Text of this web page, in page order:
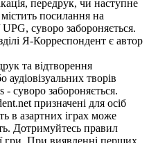
передрук, чи наступне
посилання на
суворо забороняється.
Я-Корреспондент є автор
та відтворення
аудіовізуальних творів
суворо забороняється.
призначені для осіб
в азартних іграх може
Дотримуйтесь правил
гри. При виявленні перших